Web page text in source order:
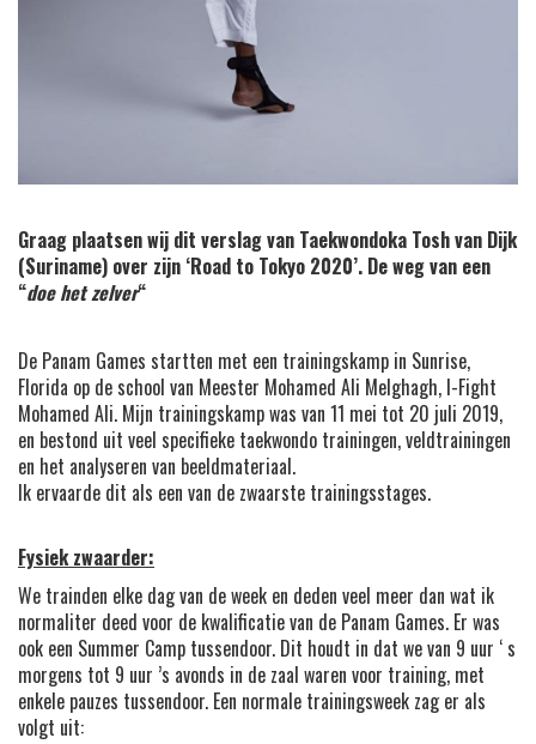
Graag plaatsen wij dit verslag van Taekwondoka Tosh van Dijk
(Suriname) over zijn ‘Road to Tokyo 2020’. De weg van een
“doe het zelver“
De Panam Games startten met een trainingskamp in Sunrise,
Florida op de school van Meester Mohamed Ali Melghagh, I-Fight
Mohamed Ali. Mijn trainingskamp was van 11 mei tot 20 juli 2019,
en bestond uit veel specifieke taekwondo trainingen, veldtrainingen
en het analyseren van beeldmateriaal.
Ik ervaarde dit als een van de zwaarste trainingsstages.
Fysiek zwaarder:
We trainden elke dag van de week en deden veel meer dan wat ik
normaliter deed voor de kwalificatie van de Panam Games. Er was
ook een Summer Camp tussendoor. Dit houdt in dat we van 9 uur ‘ s
morgens tot 9 uur ’s avonds in de zaal waren voor training, met
enkele pauzes tussendoor. Een normale trainingsweek zag er als
volgt uit: